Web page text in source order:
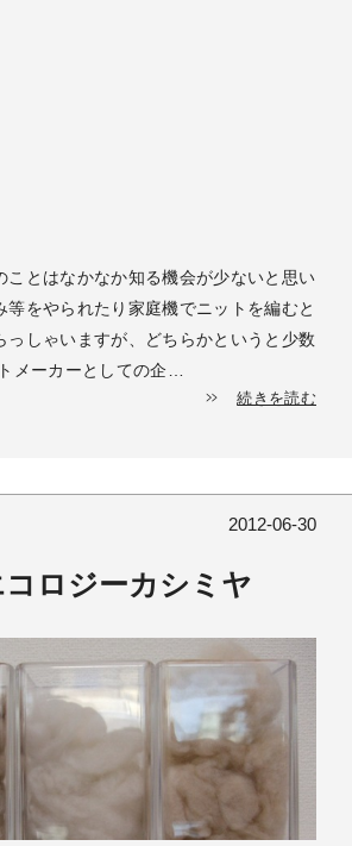
ことはなかなか知る機会が少ないと思い
等をやられたり家庭機でニットを編むと
っしゃいますが、どちらかというと少数
メーカーとしての企…
続きを読む
2012-06-30
ロジーカシミヤ